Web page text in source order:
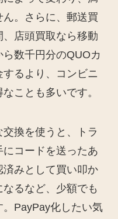
。さらに、郵送買
店頭買取なら移動
数千円分のQUOカ
るより、コンビニ
ことも多いです。
換を使うと、トラ
コードを送ったあ
済みとして買い叩か
るなど、少額でも
PayPay化したい気